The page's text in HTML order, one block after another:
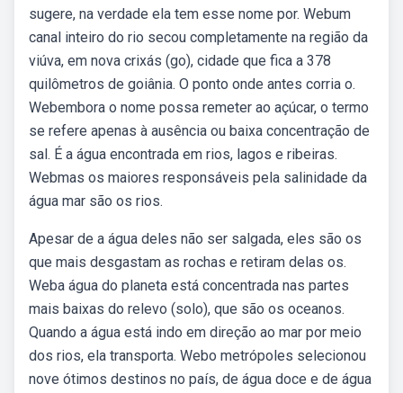
sugere, na verdade ela tem esse nome por. Webum
canal inteiro do rio secou completamente na região da
viúva, em nova crixás (go), cidade que fica a 378
quilômetros de goiânia. O ponto onde antes corria o.
Webembora o nome possa remeter ao açúcar, o termo
se refere apenas à ausência ou baixa concentração de
sal. É a água encontrada em rios, lagos e ribeiras.
Webmas os maiores responsáveis pela salinidade da
água mar são os rios.
Apesar de a água deles não ser salgada, eles são os
que mais desgastam as rochas e retiram delas os.
Weba água do planeta está concentrada nas partes
mais baixas do relevo (solo), que são os oceanos.
Quando a água está indo em direção ao mar por meio
dos rios, ela transporta. Webo metrópoles selecionou
nove ótimos destinos no país, de água doce e de água